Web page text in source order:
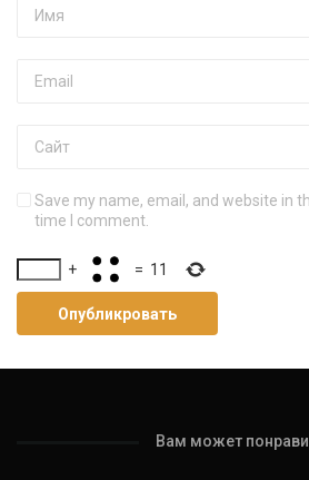
Save my name, email, and website in
time I comment.
+ = 11
Вам может